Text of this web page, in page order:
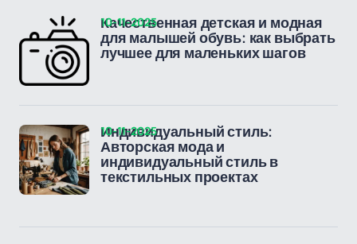
Качественная детская и модная
для малышей обувь: как выбрать
лучшее для маленьких шагов
10-11-2025
Индивидуальный стиль:
Авторская мода и
индивидуальный стиль в
текстильных проектах
10-11-2025